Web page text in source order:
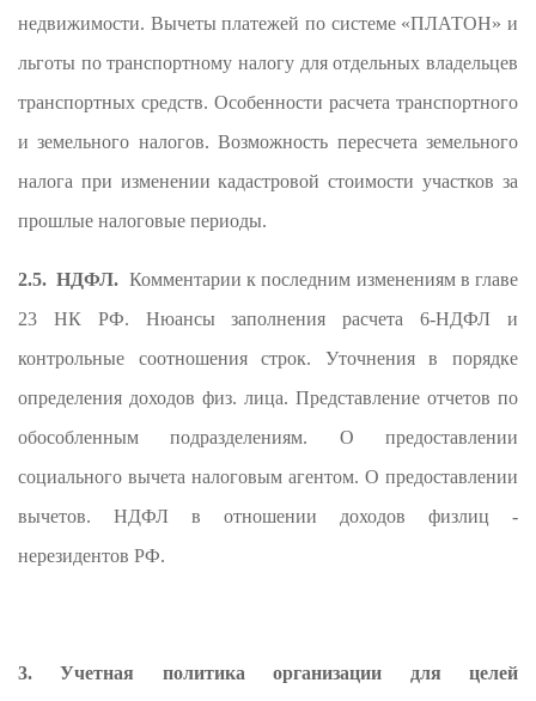
недвижимости. Вычеты платежей по системе «ПЛАТОН» и
льготы по транспортному налогу для отдельных владельцев
транспортных средств. Особенности расчета транспортного
и земельного налогов. Возможность пересчета земельного
налога при изменении кадастровой стоимости участков за
прошлые налоговые периоды.
2.5. НДФЛ. Комментарии к последним изменениям в главе
23 НК РФ. Нюансы заполнения расчета 6-НДФЛ и
контрольные соотношения строк. Уточнения в порядке
определения доходов физ. лица. Представление отчетов по
обособленным подразделениям. О предоставлении
социального вычета налоговым агентом. О предоставлении
вычетов. НДФЛ в отношении доходов физлиц -
нерезидентов РФ.
3.Учетная политика организации для целей